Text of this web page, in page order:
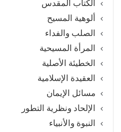
الكتاب المقدس
ألوهية المسيح
الصلب والفداء
المرأة المسيحية
الخطيئة الأصلية
العقيدة الإسلامية
مسائل الإيمان
الإلحاد ونظرية التطور
النبوة والأنبياء